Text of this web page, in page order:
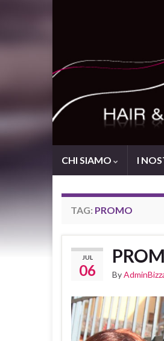
CHI SIAMO I
TAG: PROMO
JUL
06 By